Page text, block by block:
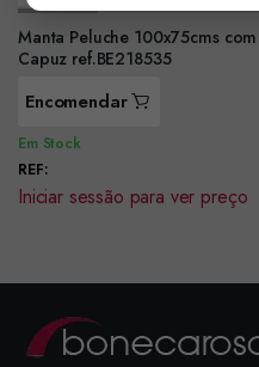
Manta Peluche 100x75cms com
Capuz ref.BE218535
Encomendar
Em Stock
REF:
Iniciar sessão para ver preço